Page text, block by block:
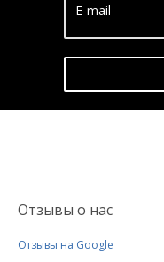
E-mail
Отзывы о нас
Отзывы на Google